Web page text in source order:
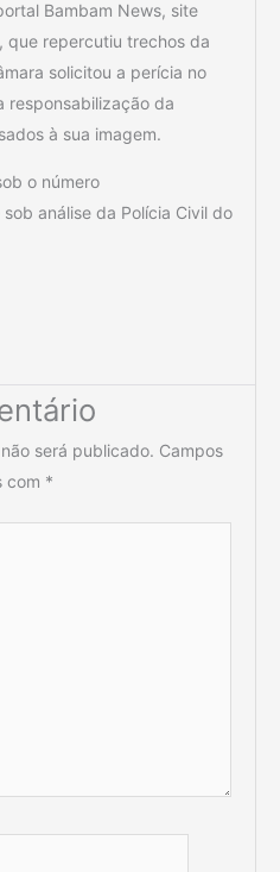
Bambam News, site
que repercutiu trechos da
solicitou a perícia no
responsabilização da
à sua imagem.
o número
análise da Polícia Civil do
será publicado. Campos
com *